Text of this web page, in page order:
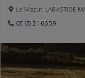
Le Mazut, LABASTIDE
05 65 21 06 59